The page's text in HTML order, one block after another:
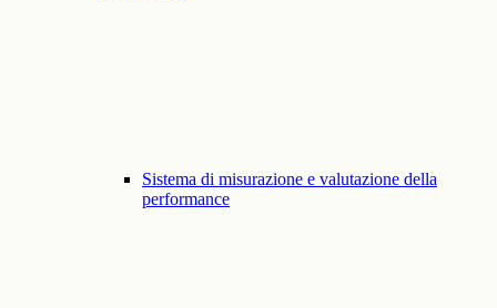
Sistema di misurazione e valutazione della
performance